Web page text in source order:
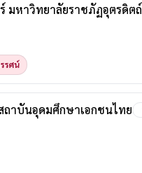
มหาวิทยาลัยราชภัฏอุตรดิตถ์
รศน์
าบันอุดมศึกษาเอกชนไทย